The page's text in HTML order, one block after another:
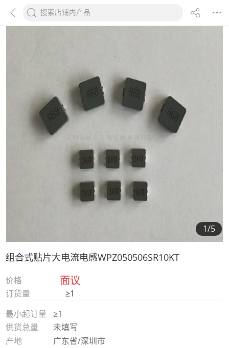
1/5
组合式贴片大电流电感WPZ050506SR10KT
价格 面议
订货量
≥1
最小起订量
≥1
供货总量
未填写
产地
广东省/深圳市